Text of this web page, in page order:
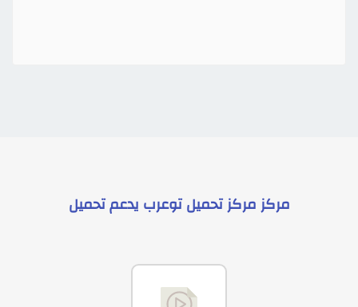
مركزمركز تحميل توعرب يدعمتحميل